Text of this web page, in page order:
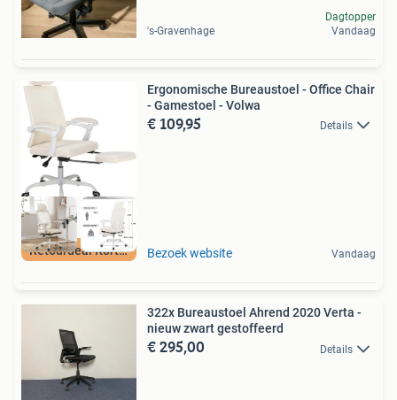
's-Gravenhage
Dagtopper
Vandaag
Retourdeal Korting
Ergonomische Bureaustoel - Office Chair
- Gamestoel - Volwa
€ 109,95 Details
Bezoek website Vandaag
322x Bureaustoel Ahrend 2020 Verta -
nieuw zwart gestoffeerd
€ 295,00 Details